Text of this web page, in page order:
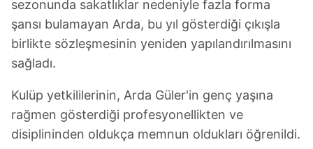
vasıtasıyla belirleyebilirsiniz. Çerezlere ilişkin detaylı bilgi
için Ayarlar butonuna tıklayabilir,Çerez Bilgilendirme
Metnimiziziyaret edebilirsiniz.
6698 sayılı Kişisel Verilerin Korunması Kanunu uyarınca
hazırlanmış Aydınlatma Metnimizi okumak ve sitemizde
ilgili mevzuata uygun olarak kullanılan çerezlerle ilgili bilgi
almak için lütfentıklayınız .
sezonunda sakatlıklar nedeniyle fazla forma
şansı bulamayan Arda, bu yıl gösterdiği çıkışla
birlikte sözleşmesinin yeniden yapılandırılmasını
sağladı.
Kulüp yetkililerinin, Arda Güler'in genç yaşına
rağmen gösterdiği profesyonellikten ve
disiplininden oldukça memnun oldukları öğrenildi.